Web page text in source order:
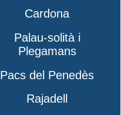
Cardona
Palau-solità i
Plegamans
Pacs del Penedès
Rajadell